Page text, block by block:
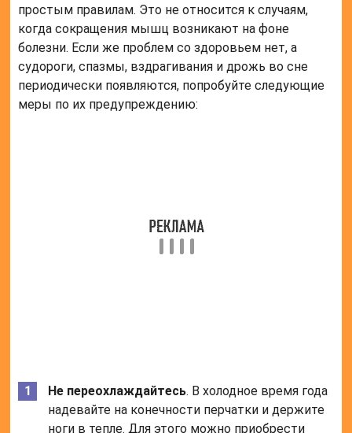
простым правилам. Это не относится к случаям,
когда сокращения мышц возникают на фоне
болезни. Если же проблем со здоровьем нет, а
судороги, спазмы, вздрагивания и дрожь во сне
периодически появляются, попробуйте следующие
меры по их предупреждению:
Не переохлаждайтесь. В холодное время года
надевайте на конечности перчатки и держите
ноги в тепле. Для этого можно приобрести